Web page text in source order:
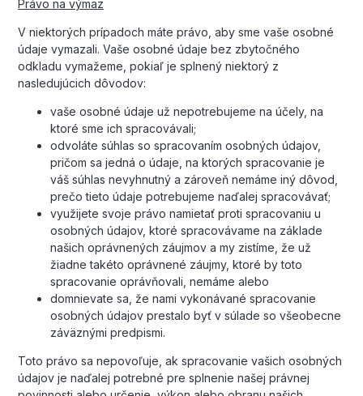
Právo na výmaz
V niektorých prípadoch máte právo, aby sme vaše osobné
údaje vymazali. Vaše osobné údaje bez zbytočného
odkladu vymažeme, pokiaľ je splnený niektorý z
nasledujúcich dôvodov:
vaše osobné údaje už nepotrebujeme na účely, na
ktoré sme ich spracovávali;
odvoláte súhlas so spracovaním osobných údajov,
pričom sa jedná o údaje, na ktorých spracovanie je
váš súhlas nevyhnutný a zároveň nemáme iný dôvod,
prečo tieto údaje potrebujeme naďalej spracovávať;
využijete svoje právo namietať proti spracovaniu u
osobných údajov, ktoré spracovávame na základe
našich oprávnených záujmov a my zistíme, že už
žiadne takéto oprávnené záujmy, ktoré by toto
spracovanie oprávňovali, nemáme alebo
domnievate sa, že nami vykonávané spracovanie
osobných údajov prestalo byť v súlade so všeobecne
záväznými predpismi.
Toto právo sa nepovoľuje, ak spracovanie vašich osobných
údajov je naďalej potrebné pre splnenie našej právnej